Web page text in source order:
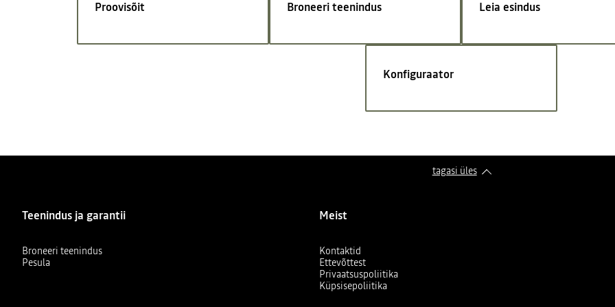
Proovisõit Broneeri teenindus Leia esindus
Konfiguraator
tagasi üles
Teenindus ja garantii
Broneeri teenindus
Pesula
Meist
Kontaktid
Ettevõttest
Privaatsuspoliitika
Küpsisepoliitika